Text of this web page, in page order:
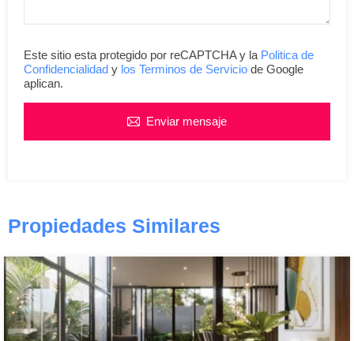
Este sitio esta protegido por reCAPTCHA y la Politica de
Confidencialidad y los Terminos de Servicio de Google
aplican.
Enviar mensaje
Propiedades Similares